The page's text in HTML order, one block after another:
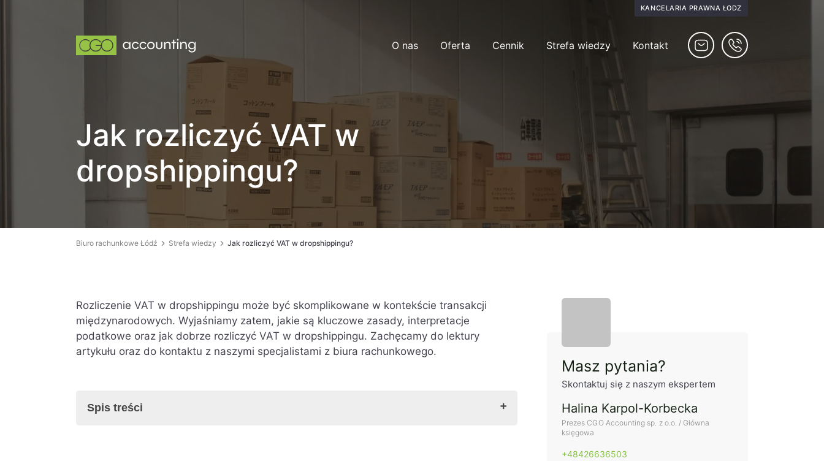
KANCELARIA PRAWNA ŁÓDŹ
O nas Oferta Cennik Strefa wiedzy Kontakt
Jak rozliczyć VAT w
dropshippingu?
Biuro rachunkowe Łódź Strefa wiedzy Jak rozliczyć VAT w dropshippingu?
Rozliczenie VAT w dropshippingu może być skomplikowane w kontekście transakcji
międzynarodowych. Wyjaśniamy zatem, jakie są kluczowe zasady, interpretacje
podatkowe oraz jak dobrze rozliczyć VAT w dropshippingu. Zachęcamy do lektury
artykułu oraz do kontaktu z naszymi specjalistami z biura rachunkowego.
Spis treści
Masz pytania?
Skontaktuj się z naszym ekspertem
Halina Karpol-Korbecka
Prezes CGO Accounting sp. z o.o. / Główna
księgowa
+48426636503